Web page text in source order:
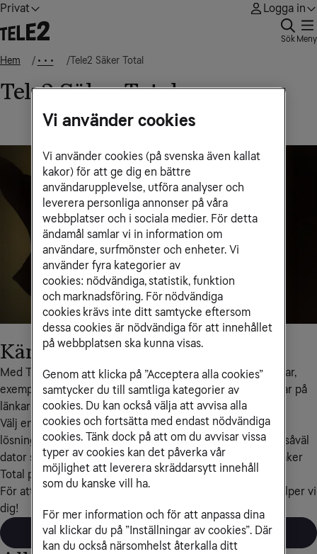
Privat Logga in
Sök Meny
Hem • • • Tele2 Säker Total
Tele2 Säker Total
Känn dig trygg på nätet
Med Tele2 Säker Total kan du känna dig trygg när du surfar,
exempelvis när du shoppar, utför bankärenden eller klickar på
länkar i sms. Nu ingår även ID-skydd och VPN.
Välj enkelt var du vill installera tjänsten med en komplett
lösning som bygger på F-Secure TOTAL och som stödjer såväl
dator som mobil och surfplatta. Du kan installera Tele2 Säker
Total på upp till fem enheter.
För att beställa Tele2 Säker Total, ring Kundservice så hjälper vi
dig!
Beställ på tel 90 111
Vi använder cookies
Vi använder cookies (på svenska även kallat
kakor) för att ge dig en bättre
användarupplevelse, utföra analyser och
leverera personliga annonser på våra
webbplatser och i sociala medier. För detta
ändamål samlar vi in information om
användare, surfmönster och enheter. Vi
använder fyra kategorier av
cookies: nödvändiga, statistik, funktion
och marknadsföring. För nödvändiga
cookies krävs inte ditt samtycke eftersom
dessa cookies är nödvändiga för att innehållet
på webbplatsen ska kunna visas.
Genom att klicka på ”Acceptera alla cookies”
samtycker du till samtliga kategorier av
cookies. Du kan också välja att avvisa alla
cookies och fortsätta med endast nödvändiga
cookies. Tänk dock på att om du avvisar vissa
typer av cookies kan det påverka vår
möjlighet att leverera skräddarsytt innehåll
som du kanske vill ha.
För mer information och för att anpassa dina
val klickar du på ”Inställningar av cookies”. Där
kan du också närsomhelst återkalla ditt